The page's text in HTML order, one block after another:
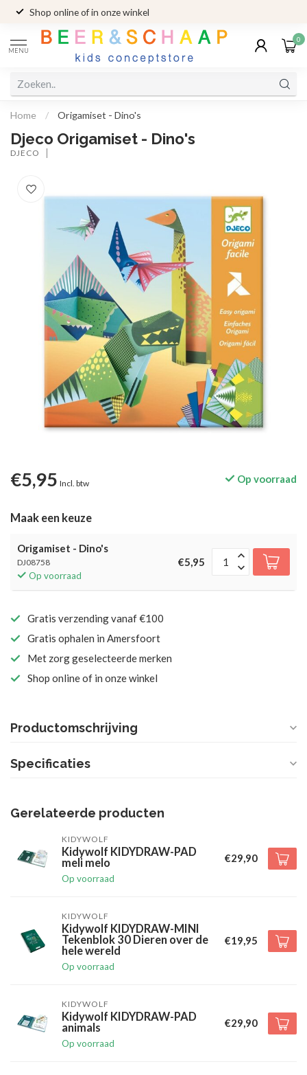
Shop online of in onze winkel
MENU
0
Home / Origamiset - Dino's
Djeco Origamiset - Dino's
DJECO
€5,95 Incl. btw Op voorraad
Maak een keuze
Origamiset - Dino's
DJ08758
Op voorraad
€5,95
Gratis verzending vanaf €100
Gratis ophalen in Amersfoort
Met zorg geselecteerde merken
Shop online of in onze winkel
Productomschrijving
Specificaties
Gerelateerde producten
KIDYWOLF
Kidywolf KIDYDRAW-PAD
meli melo
Op voorraad
€29,90
KIDYWOLF
Kidywolf KIDYDRAW-MINI
Tekenblok 30 Dieren over de
hele wereld
Op voorraad
€19,95
KIDYWOLF
Kidywolf KIDYDRAW-PAD
animals
Op voorraad
€29,90